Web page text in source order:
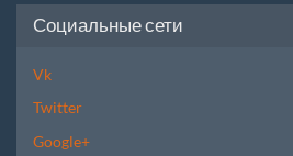
Социальные сети
Vk
Twitter
Google+